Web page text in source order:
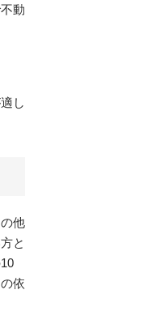
動
し
他
と
依